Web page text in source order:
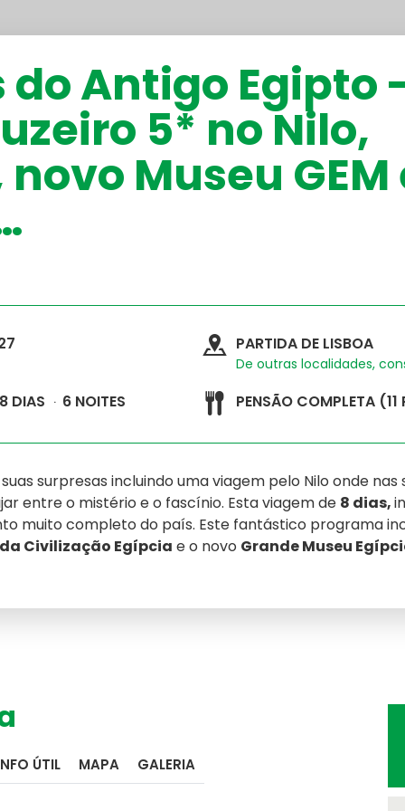
Verifique a apólice
Informação
do Antigo Egipto
5* no Nilo,
Museu GEM
PARTIDA DE LISBOA
De outras localidades,
8 DIAS 6 NOITES PENSÃO COMPLETA (11
surpresas incluindo uma viagem pelo Nilo onde
entre o mistério e o fascínio. Esta viagem de 8 dias,
muito completo do país. Este fantástico programa
Civilização Egípcia e o novo Grande Museu
ÚTIL MAPA GALERIA